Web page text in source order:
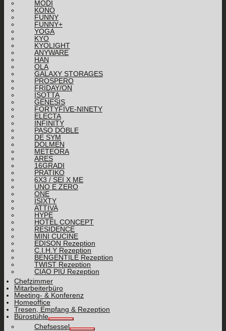
MODI
KONO
FUNNY
FUNNY+
YOGA
KYO
KYOLIGHT
ANYWARE
HAN
OLA
GALAXY STORAGES
PROSPERO
FRIDAY/ON
ISOTTA
GENESIS
FORTYFIVE-NINETY
ELECTA
INFINITY
PASO DOBLE
DE SYM
DOLMEN
METEORA
ARES
16GRADI
PRATIKO
6X3 / SEI X ME
UNO E ZERO
ONE
ISIXTY
ATTIVA
HYPE
HOTEL CONCEPT
RESIDENCE
MINI CUCINE
EDISON Rezeption
C.I.H.Y Rezeption
BENGENTILE Rezeption
TWIST Rezeption
CIAO PIÙ Rezeption
Chefzimmer
Mitarbeiterbüro
Meeting- & Konferenz
Homeoffice
Tresen, Empfang & Rezeption
Bürostühle
Chefsessel